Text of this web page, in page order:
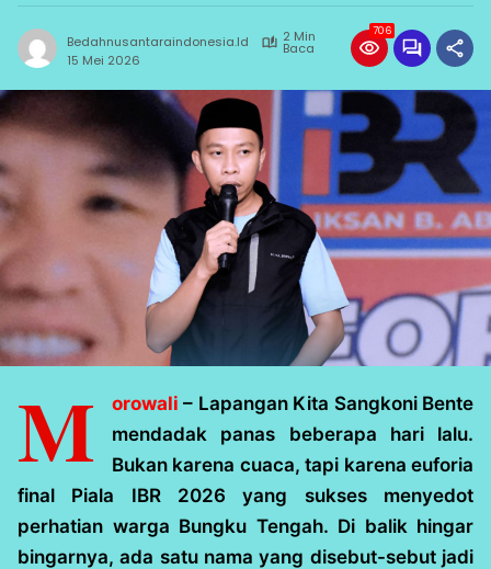
Bedahnusantaraindonesia.id 2 Min
Baca
15 Mei 2026
706
M orowali – Lapangan Kita Sangkoni Bente
mendadak panas beberapa hari lalu.
Bukan karena cuaca, tapi karena euforia
final Piala IBR 2026 yang sukses menyedot
perhatian warga Bungku Tengah. Di balik hingar
bingarnya, ada satu nama yang disebut-sebut jadi